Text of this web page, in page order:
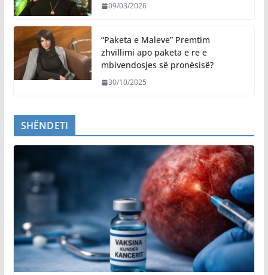
09/03/2026
“Paketa e Maleve” Premtim
zhvillimi apo paketa e re e
mbivendosjes së pronësisë?
30/10/2025
SHËNDETI